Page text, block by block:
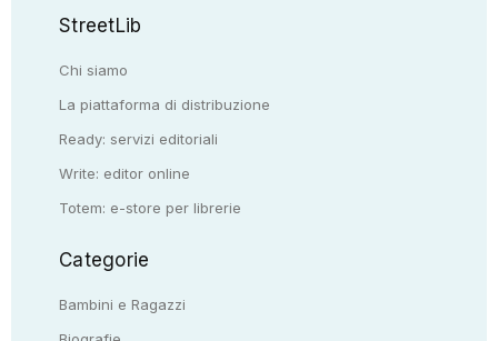
StreetLib
Chi siamo
La piattaforma di distribuzione
Ready: servizi editoriali
Write: editor online
Totem: e-store per librerie
Categorie
Bambini e Ragazzi